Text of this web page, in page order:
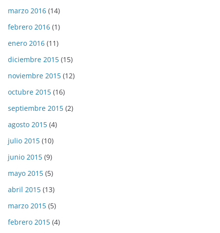
marzo 2016 (14)
febrero 2016 (1)
enero 2016 (11)
diciembre 2015 (15)
noviembre 2015 (12)
octubre 2015 (16)
septiembre 2015 (2)
agosto 2015 (4)
julio 2015 (10)
junio 2015 (9)
mayo 2015 (5)
abril 2015 (13)
marzo 2015 (5)
febrero 2015 (4)